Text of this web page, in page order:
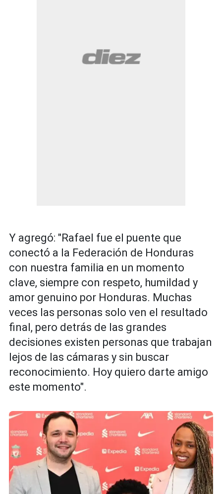
Y agregó: "Rafael fue el puente que
conectó a la Federación de Honduras
con nuestra familia en un momento
clave, siempre con respeto, humildad y
amor genuino por Honduras. Muchas
veces las personas solo ven el resultado
final, pero detrás de las grandes
decisiones existen personas que trabajan
lejos de las cámaras y sin buscar
reconocimiento. Hoy quiero darte amigo
este momento".